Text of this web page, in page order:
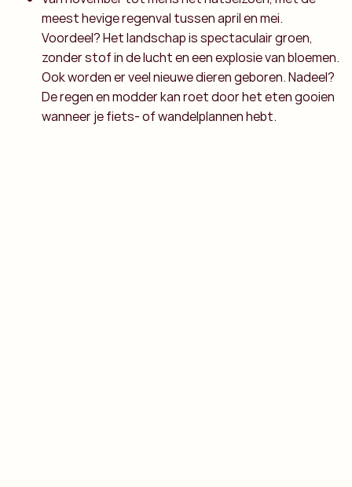
meest hevige regenval tussen april en mei.
Voordeel? Het landschap is spectaculair groen,
zonder stof in de lucht en een explosie van bloemen.
Ook worden er veel nieuwe dieren geboren. Nadeel?
De regen en modder kan roet door het eten gooien
wanneer je fiets- of wandelplannen hebt.